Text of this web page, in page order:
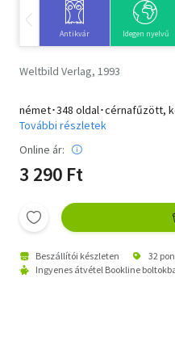
Antikvár Idegen nyelvű
Weltbild Verlag, 1993
német･348 oldal･cérnafűzött,
További részletek
Online ár:
3 290 Ft
Beszállítói készleten 32
Ingyenes átvétel Bookline